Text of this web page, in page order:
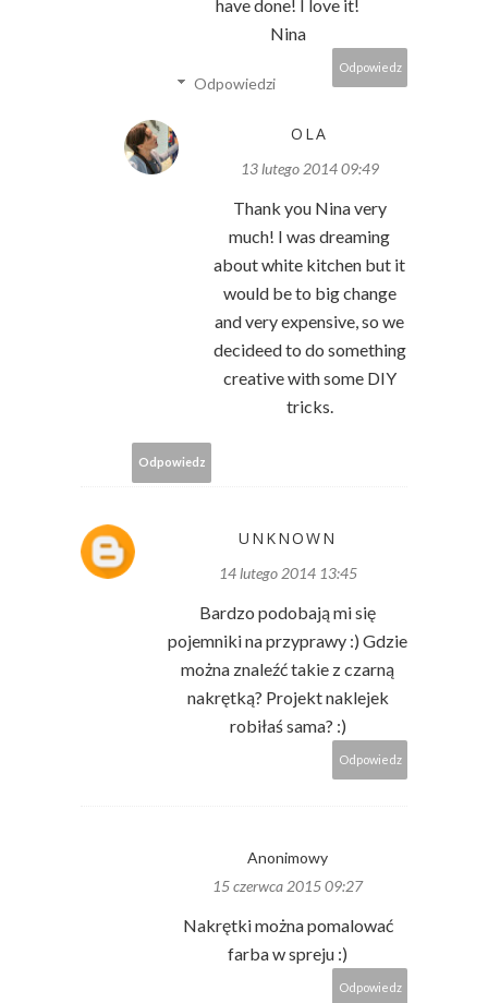
have done! I love it!
Nina
Odpowiedz
Odpowiedzi
OLA
13 lutego 2014 09:49
Thank you Nina very
much! I was dreaming
about white kitchen but it
would be to big change
and very expensive, so we
decideed to do something
creative with some DIY
tricks.
Odpowiedz
UNKNOWN
14 lutego 2014 13:45
Bardzo podobają mi się
pojemniki na przyprawy :) Gdzie
można znaleźć takie z czarną
nakrętką? Projekt naklejek
robiłaś sama? :)
Odpowiedz
Anonimowy
15 czerwca 2015 09:27
Nakrętki można pomalować
farba w spreju :)
Odpowiedz